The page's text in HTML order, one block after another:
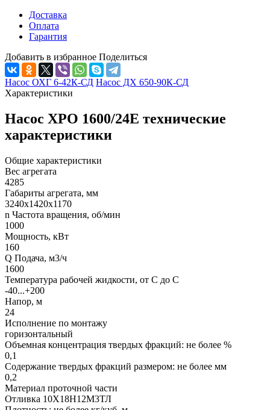
Доставка
Оплата
Гарантия
Добавить в избранное Поделиться
Насос ОХГ 6-42К-СД Насос ДХ 650-90К-СД
Характеристики
Насос ХРО 1600/24Е технические
характеристики
Общие характеристики
Вес агрегата
4285
Габариты агрегата, мм
3240х1420х1170
n Частота вращения, об/мин
1000
Мощность, кВт
160
Q Подача, м3/ч
1600
Температура рабочей жидкости, от С до С
-40...+200
Напор, м
24
Исполнение по монтажу
горизонтальный
Объемная концентрация твердых фракций: не более %
0,1
Содержание твердых фракций размером: не более мм
0,2
Материал проточной части
Отливка 10Х18Н12М3ТЛ